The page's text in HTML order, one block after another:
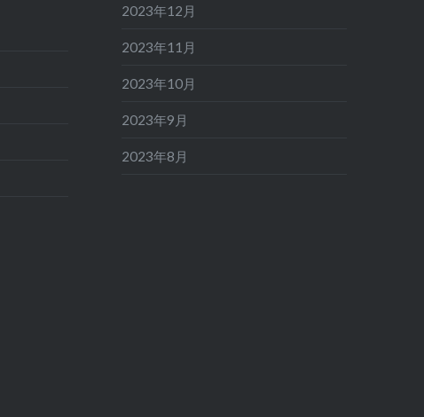
2023年12月
2023年11月
2023年10月
2023年9月
2023年8月